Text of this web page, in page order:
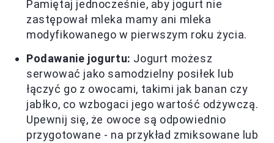
Pamiętaj jednocześnie, aby jogurt nie
zastępował mleka mamy ani mleka
modyfikowanego w pierwszym roku życia.
Podawanie jogurtu: Jogurt możesz
serwować jako samodzielny posiłek lub
łączyć go z owocami, takimi jak banan czy
jabłko, co wzbogaci jego wartość odżywczą.
Upewnij się, że owoce są odpowiednio
przygotowane - na przykład zmiksowane lub